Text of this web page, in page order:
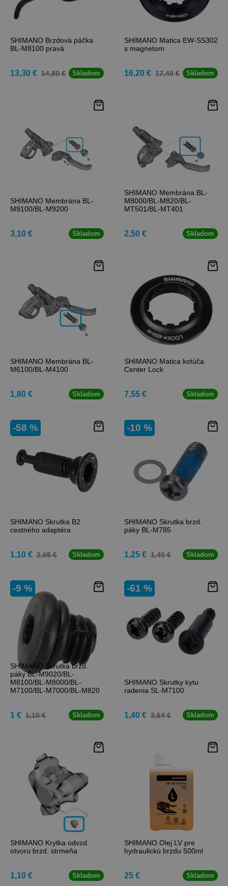
SHIMANO Brzdová páčka
BL-M8100 pravá
13,30 € 14,80 € Skladom
SHIMANO Matica EW-SS302
s magnetom
16,20 € 17,40 € Skladom
SHIMANO Membrána BL-
M9100/BL-M9200
3,10 € Skladom
SHIMANO Membrána BL-
M8000/BL-M820/BL-
MT501/BL-MT401
2,50 € Skladom
SHIMANO Membrána BL-
M6100/BL-M4100
1,80 € Skladom
SHIMANO Matica kotúča
Center Lock
7,55 € Skladom
SHIMANO Skrutka B2
cestného adaptéra
-58 %
1,10 € 2,65 € Skladom
SHIMANO Skrutka brzd.
páky BL-M785
-10 %
1,25 € 1,40 € Skladom
SHIMANO Skrutka brzd.
páky BL-M9020/BL-
M8100/BL-M8000/BL-
M7100/BL-M7000/BL-M820
-9 %
1 € 1,10 € Skladom
SHIMANO Skrutky kytu
radenia SL-M7100
-61 %
1,40 € 3,64 € Skladom
SHIMANO Krytka odvzd.
otvoru brzd. strmeňa
1,10 € Skladom
SHIMANO Olej LV pre
hydraulickú brzdu 500ml
25 € Skladom